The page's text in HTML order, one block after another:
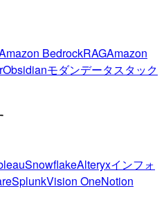
BedrockRAGAmazon
Obsidianモダンデータスタック
SnowflakeAlteryxインフォ
SplunkVision OneNotion